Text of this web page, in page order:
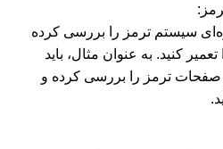
سیستم ترمز را بررسی کرده
کنید. به عنوان مثال، باید
صفحات ترمز را بررسی کرده و